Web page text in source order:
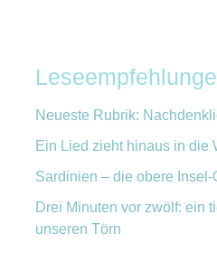
Neueste Rubrik:
Ein Lied zieht hinaus in die
Sardinien – die obere Insel-
Drei Minuten vor zwölf: ein
unseren Törn